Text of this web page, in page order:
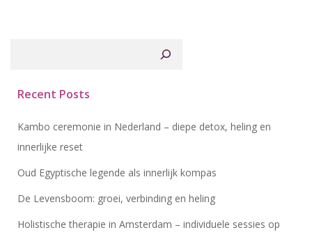
Recent Posts
Kambo ceremonie in Nederland – diepe detox, heling en
innerlijke reset
Oud Egyptische legende als innerlijk kompas
De Levensboom: groei, verbinding en heling
Holistische therapie in Amsterdam – individuele sessies op